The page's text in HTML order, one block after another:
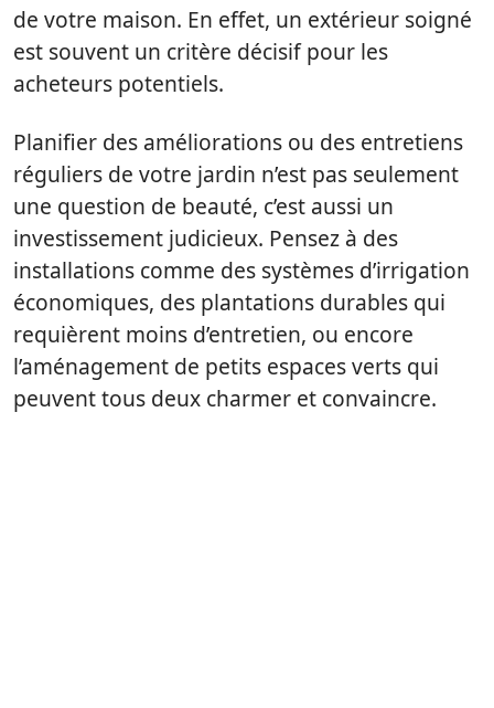
de votre maison. En effet, un extérieur soigné
est souvent un critère décisif pour les
acheteurs potentiels.
Planifier des améliorations ou des entretiens
réguliers de votre jardin n’est pas seulement
une question de beauté, c’est aussi un
investissement judicieux. Pensez à des
installations comme des systèmes d’irrigation
économiques, des plantations durables qui
requièrent moins d’entretien, ou encore
l’aménagement de petits espaces verts qui
peuvent tous deux charmer et convaincre.